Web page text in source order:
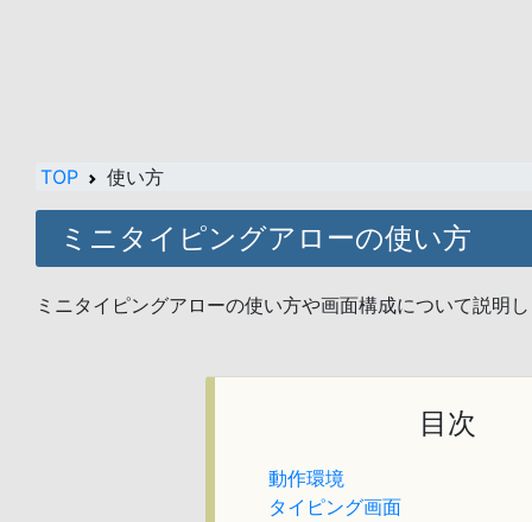
TOP 使い方
ミニタイピングアローの使い方
ミニタイピングアローの使い方や画面構成について説明
目次
動作環境
タイピング画面